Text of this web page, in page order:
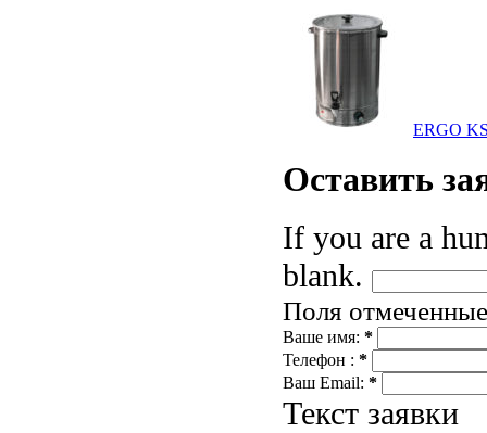
ERGO
Оставить
If you are a
blank.
Поля
Ваше имя: *
Телефон : *
Ваш Email: *
Текст заявки